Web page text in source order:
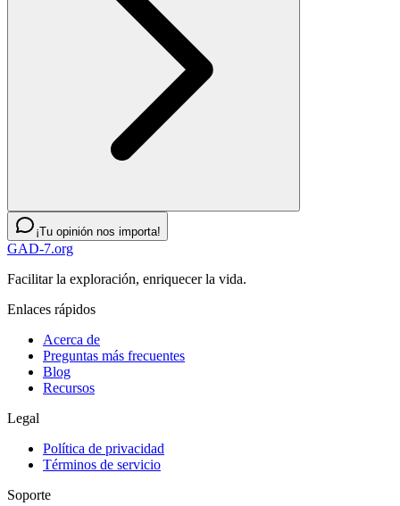
¡Tu opinión nos importa!
GAD-7.org
Facilitar la exploración, enriquecer la vida.
Enlaces rápidos
Acerca de
Preguntas más frecuentes
Blog
Recursos
Legal
Política de privacidad
Términos de servicio
Soporte